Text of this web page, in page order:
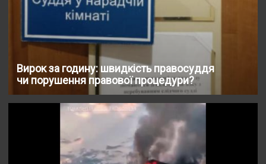
Вирок за годину: швидкість правосуддя
чи порушення правової процедури?